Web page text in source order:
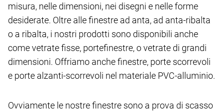
misura, nelle dimensioni, nei disegni e nelle forme
desiderate. Oltre alle finestre ad anta, ad anta-ribalta
o a ribalta, i nostri prodotti sono disponibili anche
come vetrate fisse, portefinestre, o vetrate di grandi
dimensioni. Offriamo anche finestre, porte scorrevoli
e porte alzanti-scorrevoli nel materiale PVC-alluminio.
Ovviamente le nostre finestre sono a prova di scasso